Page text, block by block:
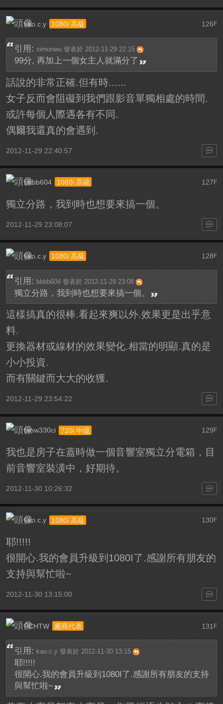
126 F
kao.c.y 1080i 高級
引用: simonwu 發表於 2012-11-29 22:15
99分, 再加上一個女主人就滿分了
話說的非常正確.但有時......
女子反而會阻礙到我們跟影音單獨相處的時間.
或許每個人際遇各有不同.
偶爾我還真的會遇到.
2012-11-29 22:40:57
127 F
bbbb604 1080i 高級
獨立分路，我到時也想要來搞一個。
2012-11-29 23:08:07
128 F
kao.c.y 1080i 高級
引用: bbbb604 發表於 2012-11-29 23:08
獨立分路，我到時也想要來搞一個。
這樣搞真的很棒.看起來爽以外.效果更是出乎意
料.
更換器材或線材的效果變化.相當的明顯.真的是
小小投資.
而有關鍵而大大的收獲.
2012-11-29 23:54:22
129 F
bmw330ci 720i 中級
我也是房子在蓋時做一個音響室獨立分電箱，目
前音響室裝潢中，好期待。
2012-11-30 10:26:32
130F
kao.c.y 1080i 高級
耶!!!!!
很開心.我的會員升級到1080I了.感謝所有朋友的
支持與幫忙啦~
2012-11-30 13:15:00
131 F
PCHTW 廠商代表
引用: kao.c.y 發表於 2012-11-30 13:15
耶!!!!!
很開心.我的會員升級到1080I了.感謝所有朋友的支持
與幫忙啦~